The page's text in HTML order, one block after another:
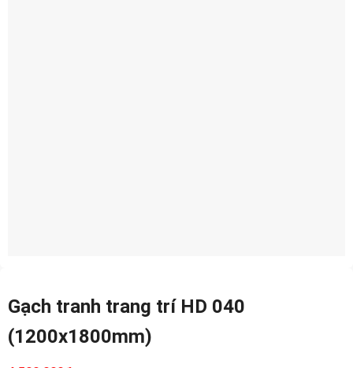
Gạch tranh trang trí HD 040
(1200x1800mm)